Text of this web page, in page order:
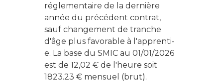
réglementaire de la dernière
année du précédent contrat,
sauf changement de tranche
d'âge plus favorable à l'apprenti-
e. La base du SMIC au 01/01/2026
est de 12,02 € de l'heure soit
1823.23 € mensuel (brut).